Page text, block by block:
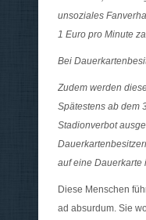
unsoziales
1 Euro pro Minute
Bei
Zudem werden
Spätestens ab dem
Stadionverbot
auf eine Dauerkarte
Diese Menschen
ad absurdum. Sie